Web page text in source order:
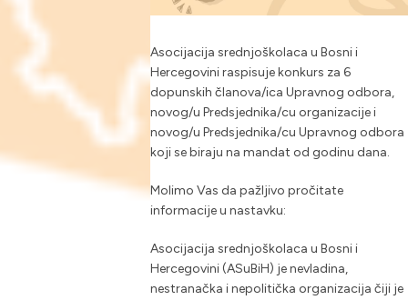
Asocijacija srednjoškolaca u Bosni i
Hercegovini raspisuje konkurs za 6
dopunskih članova/ica Upravnog odbora,
novog/u Predsjednika/cu organizacije i
novog/u Predsjednika/cu Upravnog odbora
koji se biraju na mandat od godinu dana.
Molimo Vas da pažljivo pročitate
informacije u nastavku:
Asocijacija srednjoškolaca u Bosni i
Hercegovini (ASuBiH) je nevladina,
nestranačka i nepolitička organizacija čiji je